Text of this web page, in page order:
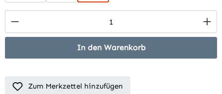
Produkt Anzahl: Gib den gewünschten
In den Warenkorb
Zum Merkzettel hinzufügen